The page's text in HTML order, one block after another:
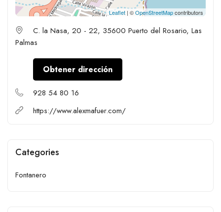
Leaflet | ©OpenStreetMapcontributors
C. la Nasa, 20 - 22, 35600 Puerto del Rosario, Las
Palmas
Obtener dirección
928 54 80 16
https://www.alexmafuer.com/
Categories
Fontanero